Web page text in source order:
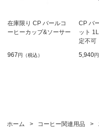
在庫限り CP バールコ
ーヒーカップ&ソーサー
967円（税込）
CP バ
ット
定不可
5,940
ホーム > コーヒー関連用品 >